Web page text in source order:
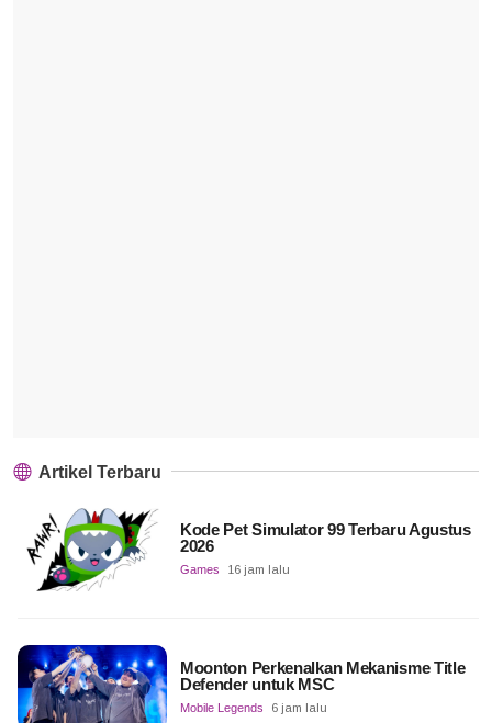
Artikel Terbaru
Kode Pet Simulator 99 Terbaru Agustus
2026
Games 16 jam lalu
Moonton Perkenalkan Mekanisme Title
Defender untuk MSC
Mobile Legends 6 jam lalu